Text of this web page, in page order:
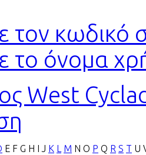
τον κωδικό
το όνομα
West
E F G H J K M N O P Q R S T U